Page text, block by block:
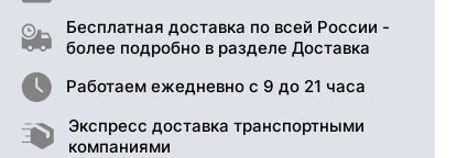
Бесплатная доставка по всей России -
более подробно в разделе Доставка
Работаем ежедневно с 9 до 21 часа
Экспресс доставка транспортными
компаниями